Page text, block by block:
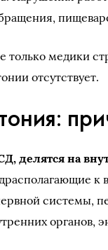
только медики
отсутствует.
делятся на
к
системы,
органов,